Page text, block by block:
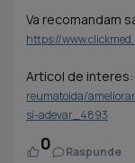
Va recomandam
https://
Articol de
reumatoida/
si-adevar_4893
0 Raspunde